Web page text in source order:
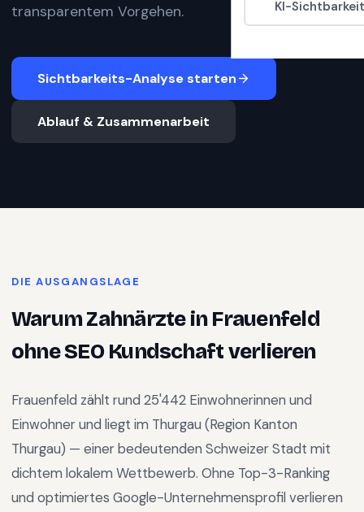
KI-
transparentem Vorgehen.
Sichtbarkeits-Analyse starten
Ablauf & Zusammenarbeit
DIE AUSGANGSLAGE
WarumZahnärzteinFrauenfeld
ohne SEO Kundschaft verlieren
Frauenfeld zählt rund 25'442 Einwohnerinnen und
Einwohner und liegt im Thurgau (Region Kanton
Thurgau) — einer bedeutenden Schweizer Stadt mit
dichtem lokalem Wettbewerb. Ohne Top-3-Ranking
und optimiertes Google-Unternehmensprofil verlieren